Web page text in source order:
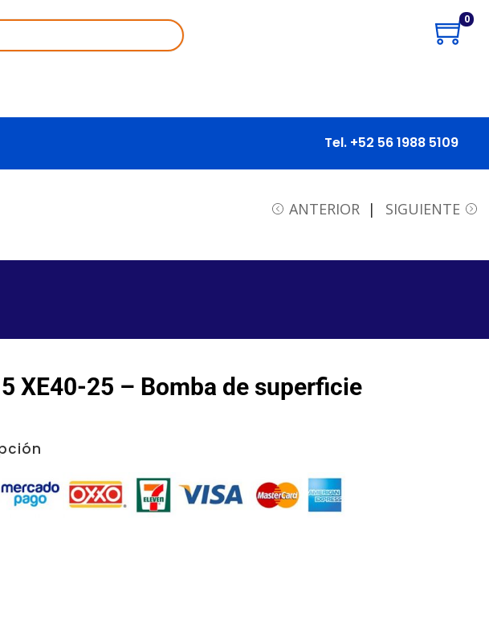
0
Tel. +52 56 1988 5109
ANTERIOR SIGUIENTE
XE40-25 – Bomba de superficie